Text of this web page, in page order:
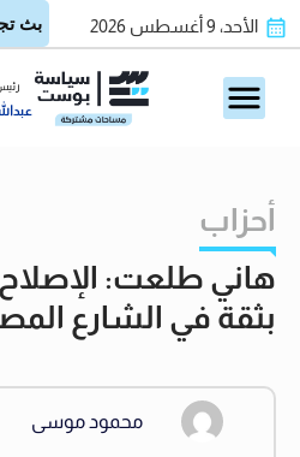
الأحد، 9 أغسطس 2026
أحزاب
هاني طلعت:
بثقة في الشارع
محمود موسى